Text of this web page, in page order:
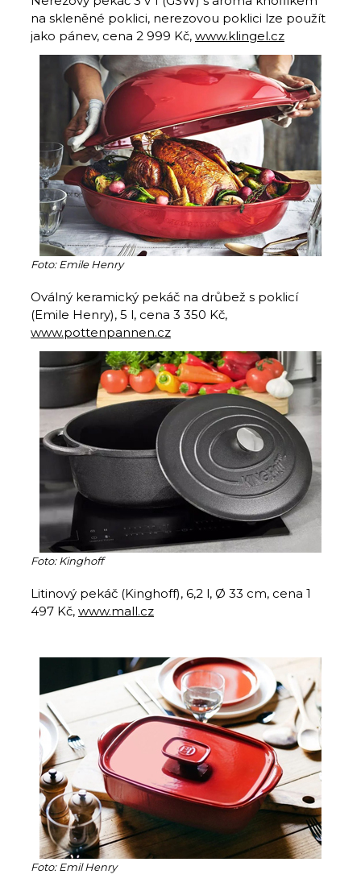
na skleněné poklici, nerezovou poklici lze použít
jako pánev, cena 2 999 Kč, www.klingel.cz
Foto: Emile Henry
Oválný keramický pekáč na drůbež s poklicí
(Emile Henry), 5 l, cena 3 350 Kč,
www.pottenpannen.cz
Foto: Kinghoff
Litinový pekáč (Kinghoff), 6,2 l, Ø 33 cm, cena 1
497 Kč, www.mall.cz
Foto: Emil Henry